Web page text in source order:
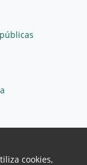
cookies,